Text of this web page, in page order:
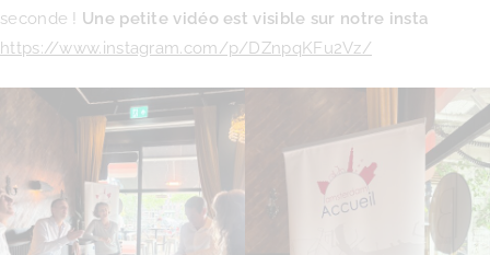
seconde ! Une petite vidéo est visible sur notre insta
https://www.instagram.com/p/DZnpqKFu2Vz/